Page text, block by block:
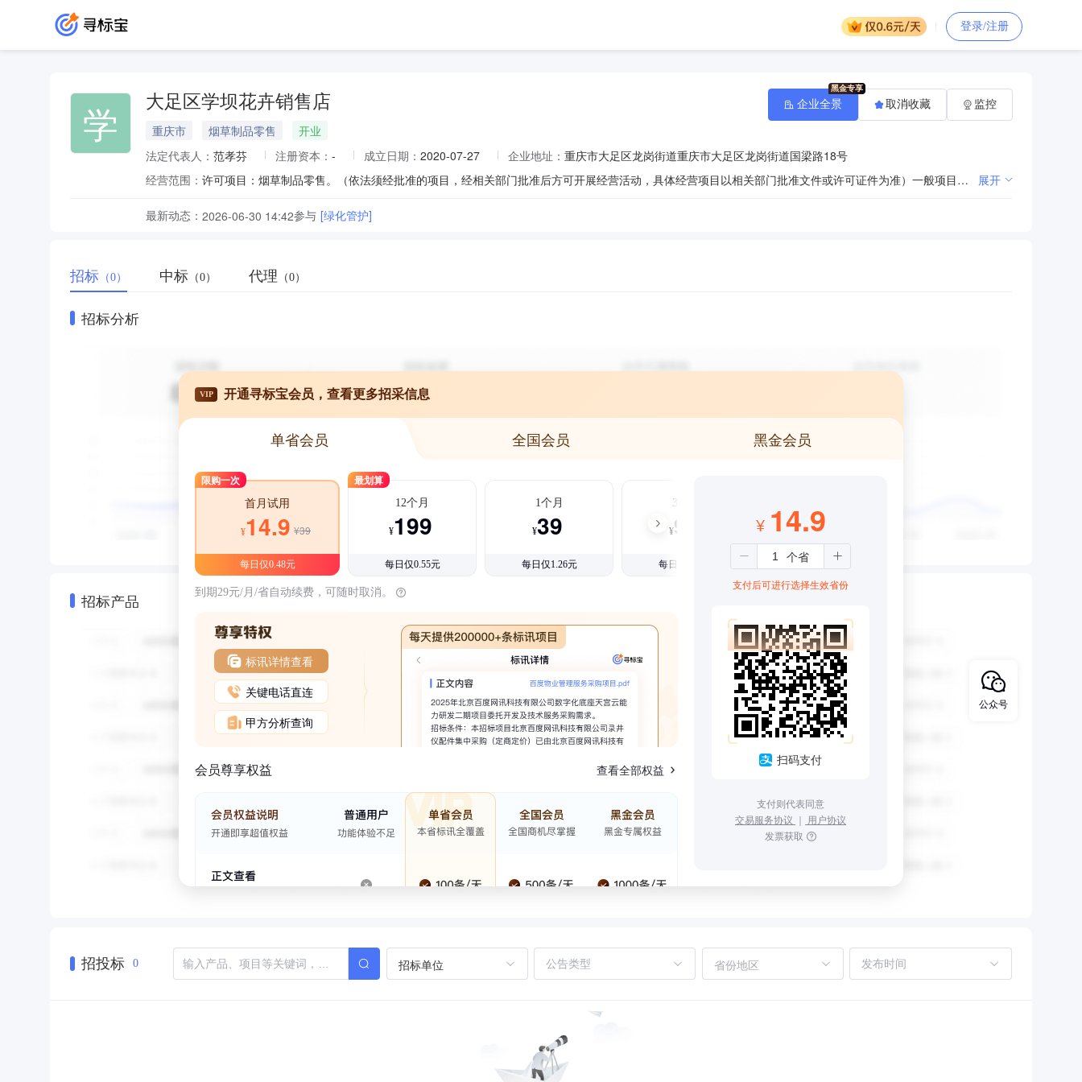
登录/注册
学 大足区学坝花卉销售店
重庆市 烟草制品零售
开业
法定代表人： 范孝芬 注册资本： - 成立日期： 2020-07-27 企业地址： 重庆市大足区龙岗街道重庆市大足区龙岗街道国梁路18号
经营范围：
许可项目：烟草制品零售。（依法须经批准的项目，经相关部门批准后方可开展经营活动，具体经营项目以相关部门批准文件或许可证件为准）一般项目：食品销售（仅销售预包装食品）；保健食品（预包装）销售；礼品花卉销售；花卉绿植租借与代管理；新鲜水果零售；新鲜蔬菜零售；城市绿化管理；城乡市容管理；食用农产品零售；建筑材料销售；建筑装饰材料销售；劳务服务（不含劳务派遣）；木材销售；金属材料销售；木材加工；建筑用钢筋产品销售；建筑用金属配件销售；金属制品销售；轻质建筑材料销售；旧货销售；二手日用百货销售；再生资源回收（除生产性废旧金属）；文具用品零售；办公用品销售；体育用品及器材零售；日用家电零售；日用电器修理；家用电器销售；日用百货销售；五金产品零售；电子产品销售；计算机软硬件及辅助设备零售；总质量4.5吨及以下普通货运车辆道路货物运输（除网络货运和危险货物）；装卸搬运；家政服务。（除依法须经批准的项目外，凭营业执照依法自主开展经营活动） 展开
最新动态： 2026-06-30 14:42参与 [绿化管护]
企业全景 取消收藏 监控
招标 （0） 中标 （0） 代理 （0）
招标分析
招标产品
VIP 开通寻标宝会员，查看更多招采信息
单省会员 全国会员 黑金会员
限购一次
首月试用
¥14.9 ¥39
每日仅0.48元
最划算
12个月
¥199
每日仅0.55元
1个月
¥39
每日仅1.26元
3个月
¥99
每日仅1.08元
到期29元/月/省自动续费，可随时取消。
标讯详情查看
关键电话直连
甲方分析查询
会员尊享权益 查看全部权益
¥ 14.9
支付后可进行选择生效省份
扫码支付
支付则代表同意
交易服务协议 ｜ 用户协议
发票获取
招投标 0 招标单位 省份地区
公众号